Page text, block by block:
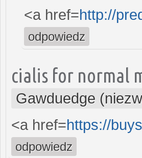
<a href=http://
odpowiedz
cialis for normal
Gawduedge
<a href=https://
odpowiedz